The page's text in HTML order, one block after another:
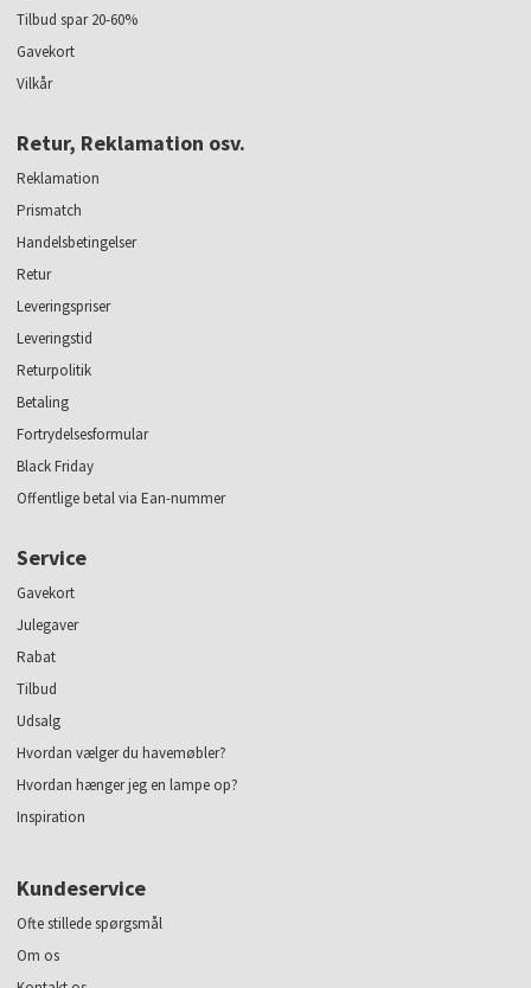
Tilbud spar 20-60%
Gavekort
Vilkår
Retur, Reklamation osv.
Reklamation
Prismatch
Handelsbetingelser
Retur
Leveringspriser
Leveringstid
Returpolitik
Betaling
Fortrydelsesformular
Black Friday
Offentlige betal via Ean-nummer
Service
Gavekort
Julegaver
Rabat
Tilbud
Udsalg
Hvordan vælger du havemøbler?
Hvordan hænger jeg en lampe op?
Inspiration
Kundeservice
Ofte stillede spørgsmål
Om os